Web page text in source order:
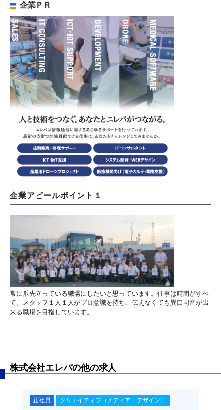
企業ＰＲ
企業アピールポイント１
常に爪先立っている職場にしたいと思っています。仕事は時間がすべ
て。スタッフ１人１人がプロ意識を持ち、伝えなくても異口同音が出
来る職場を目指しています。
株式会社エレパの他の求人
正社員 専門職（士業・金融・不動産）